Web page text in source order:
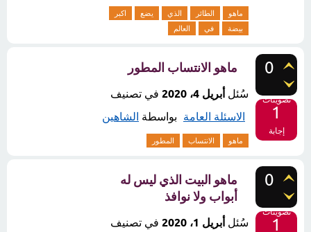
ماهو الطائر الذي يضع
اكبر
بيضة
في العالم
0
تصويتات
1
إجابة
ماهو الانتساب المطور
سُئل أبريل 4، 2020
في تصنيف
الاسئلة العامة
بواسطة الشاهين
ماهو الانتساب المطور
0
تصويتات
1
ماهو البيت الذي ليس له
أبواب ولا نوافذ
سُئل أبريل 1، 2020 في تصنيف